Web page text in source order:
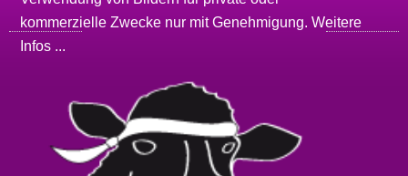
kommerzielle Zwecke nur mit Genehmigung.Weitere
Infos ...